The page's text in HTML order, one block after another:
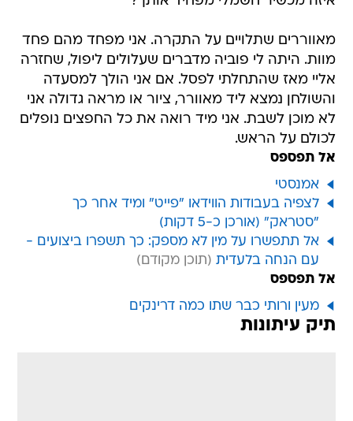
מאווררים שתלויים על התקרה. אני מפחד מהם פחד
מוות. היתה לי פוביה מדברים שעלולים ליפול, שחזרה
אליי מאז שהתחלתי לפסל. אם אני הולך למסעדה
והשולחן נמצא ליד מאוורר, ציור או מראה גדולה אני
לא מוכן לשבת. אני מיד רואה את כל החפצים נופלים
לכולם על הראש.
אל תפספס
אמנסטי
לצפיה בעבודות הווידאו "פייט" ומיד אחר כך
"סטראק" (אורכן כ-5 דקות)
אל תתפשרו על מין לא מספק: כך תשפרו ביצועים -
עם הנחה בלעדית
אל תפספס
מעין ורותי כבר שתו כמה דרינקים
תיק עיתונות